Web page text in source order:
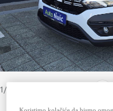
1/11